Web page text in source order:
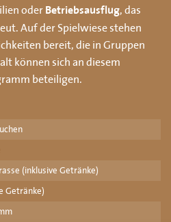
oder Betriebsausflug, das
Auf der Spielwiese stehen
bereit, die in Gruppen
können sich an diesem
beteiligen.
(inklusive Getränke)
Getränke)